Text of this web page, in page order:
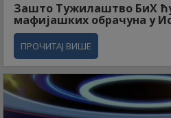
Зашто Тужилаштво БиХ
мафијашких обрачуна у
ПРОЧИТАЈ ВИШЕ